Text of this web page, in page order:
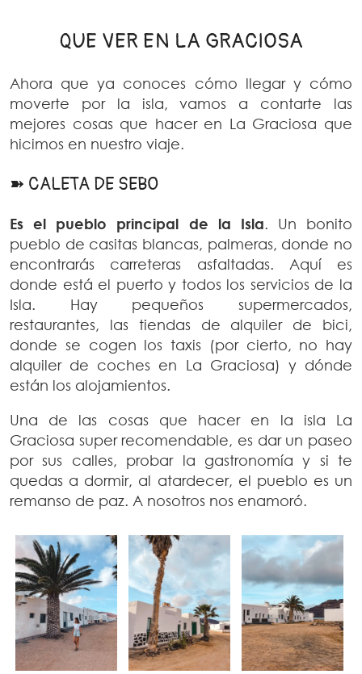
QUE VER EN LA GRACIOSA
Ahora que ya conoces cómo llegar y cómo
moverte por la isla, vamos a contarte las
mejores cosas que hacer en La Graciosa que
hicimos en nuestro viaje.
➽ CALETA DE SEBO
Es el pueblo principal de la Isla. Un bonito
pueblo de casitas blancas, palmeras, donde no
encontrarás carreteras asfaltadas. Aquí es
donde está el puerto y todos los servicios de la
Isla. Hay pequeños supermercados,
restaurantes, las tiendas de alquiler de bici,
donde se cogen los taxis (por cierto, no hay
alquiler de coches en La Graciosa) y dónde
están los alojamientos.
Una de las cosas que hacer en la isla La
Graciosa super recomendable, es dar un paseo
por sus calles, probar la gastronomía y si te
quedas a dormir, al atardecer, el pueblo es un
remanso de paz. A nosotros nos enamoró.